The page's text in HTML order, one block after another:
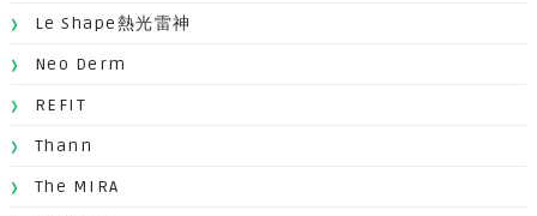
Le Shape熱光雷神
Neo Derm
REFIT
Thann
The MIRA